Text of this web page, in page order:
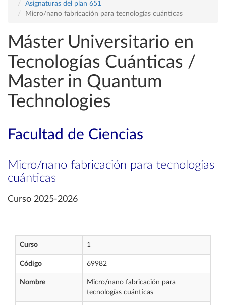
Asignaturas del plan 651
Micro/nano fabricación para tecnologías cuánticas
Máster Universitario en
Tecnologías Cuánticas /
Master in Quantum
Technologies
Facultad de Ciencias
Micro/nano fabricación para tecnologías
cuánticas
Curso 2025-2026
Curso 1
Código 69982
Nombre
Micro/nano fabricación para
tecnologías cuánticas